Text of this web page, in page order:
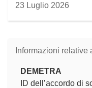
23 Luglio 2026
Informazioni relative
DEMETRA
ID dell’accordo di